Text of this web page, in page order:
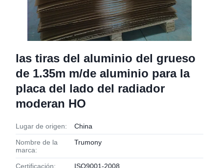
las tiras del aluminio del grueso
de 1.35m m/de aluminio para la
placa del lado del radiador
moderan HO
Lugar de origen: China
Nombre de la
marca:
Trumony
Certificación: ISO9001-2008